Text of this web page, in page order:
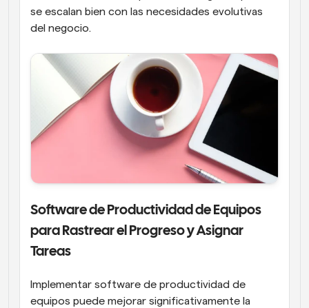
se escalan bien con las necesidades evolutivas
del negocio.
Software de Productividad de Equipos
para Rastrear el Progreso y Asignar
Tareas
Implementar software de productividad de
equipos puede mejorar significativamente la